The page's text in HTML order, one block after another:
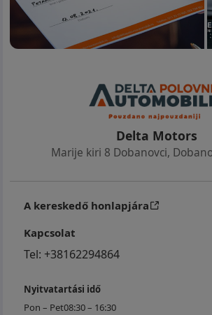
Delta Motors
Marije kiri 8 Dobanovci,
A kereskedő honlapjára
Kapcsolat
Tel: +38162294864
Nyitvatartási idő
Pon – Pet08:30 – 16:30